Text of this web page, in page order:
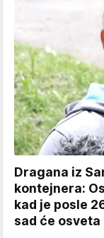
Dragana iz
kontejnera:
kad je posle
sad će osveta